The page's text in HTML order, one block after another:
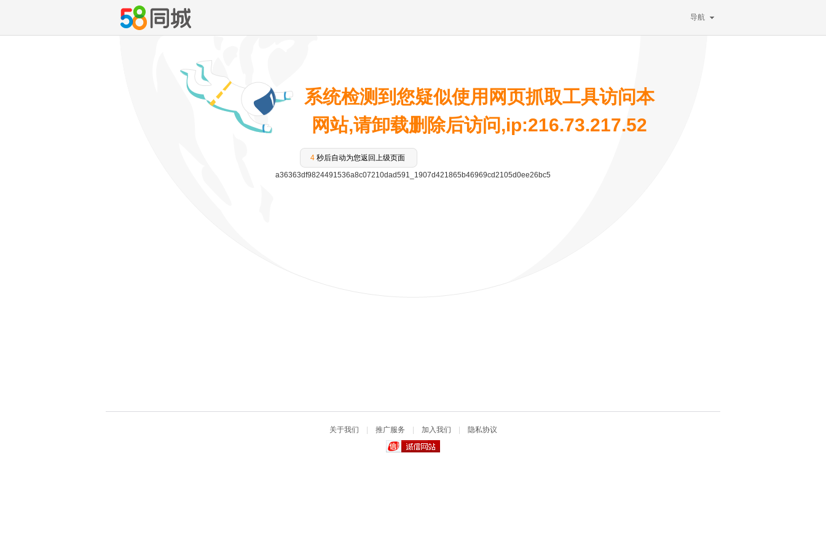
导航
系统检测到您疑似使用网页抓取工具访问本
网站,请卸载删除后访问,ip:216.73.217.52
4 秒后自动为您返回上级页面
a36363df9824491536a8c07210dad591_1907d421865b46969cd2105d0ee26bc5
关于我们 推广服务 加入我们 隐私协议